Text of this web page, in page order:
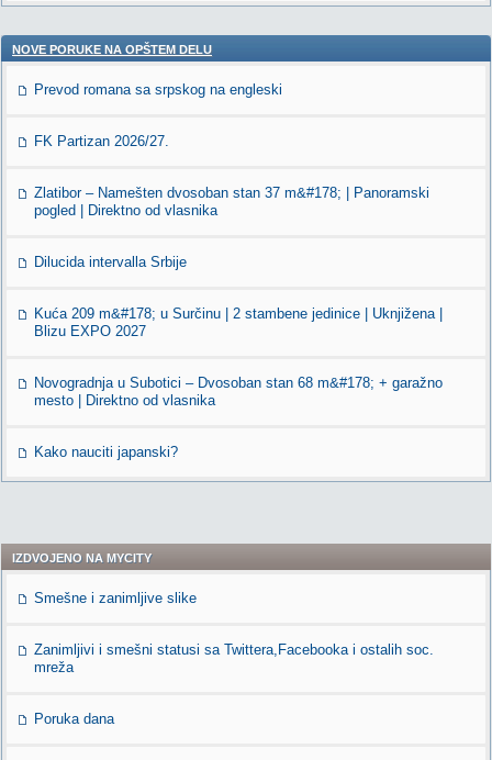
NOVE PORUKE NA OPŠTEM DELU
Prevod romana sa srpskog na engleski
FK Partizan 2026/27.
Zlatibor – Namešten dvosoban stan 37 m&#178; | Panoramski
pogled | Direktno od vlasnika
Dilucida intervalla Srbije
Kuća 209 m&#178; u Surčinu | 2 stambene jedinice | Uknjižena |
Blizu EXPO 2027
Novogradnja u Subotici – Dvosoban stan 68 m&#178; + garažno
mesto | Direktno od vlasnika
Kako nauciti japanski?
IZDVOJENO NA MYCITY
Smešne i zanimljive slike
Zanimljivi i smešni statusi sa Twittera,Facebooka i ostalih soc.
mreža
Poruka dana